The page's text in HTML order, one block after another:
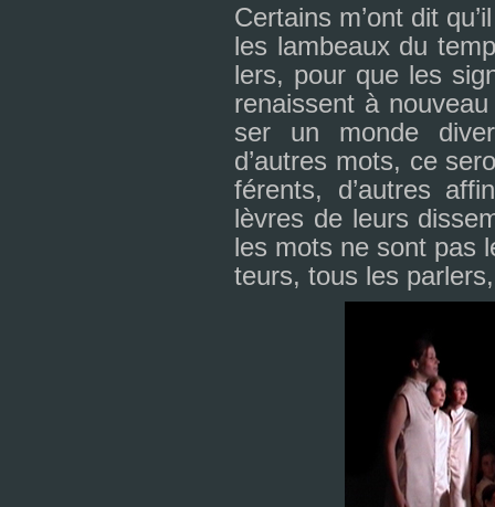
Certains m’ont dit
les lam­beaux du
lers, pour que les
renais­sent à
ser un monde
d’autres mots, ce
fé­rents, d’autres
lèvres de leurs
les mots ne sont pas
teurs, tous les